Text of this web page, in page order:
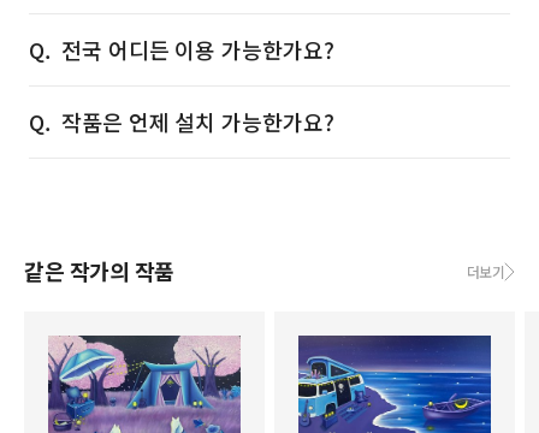
전국 어디든 이용 가능한가요?
작품은 언제 설치 가능한가요?
같은 작가의 작품 더보기